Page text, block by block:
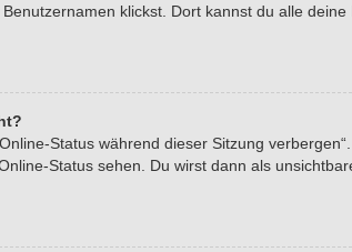
klickst. Dort kannst du alle deine
Status während dieser Sitzung
Status sehen. Du wirst dann als